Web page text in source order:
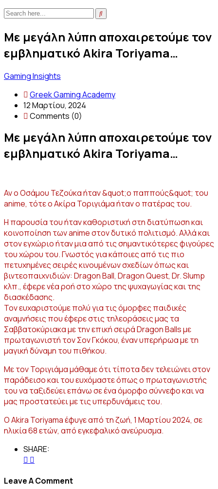
Με μεγάλη λύπη αποχαιρετούμε τον
εμβληματικό Akira Toriyama…
Gaming Insights
Greek Gaming Academy
12 Μαρτίου, 2024
Comments (0)
Με μεγάλη λύπη αποχαιρετούμε τον
εμβληματικό Akira Toriyama…
Αν ο Οσάμου Τεζούκα ήταν &quot;ο παππούς&quot; του
anime, τότε ο Ακίρα Τοριγιάμα ήταν ο πατέρας του.
Η παρουσία του ήταν καθοριστική στη διατύπωση και
κοινοποίηση των anime στον δυτικό πολιτισμό. Αλλά και
στον εγχώριο ήταν μια από τις σημαντικότερες φιγούρες
του χώρου του. Γνωστός για κάποιες από τις πιο
πετυχημένες σειρές κινουμένων σχεδίων όπως και
βιντεοπαιχνιδιών: Dragon Ball, Dragon Quest, Dr. Slump
κλπ., έφερε νέα ροή στο χώρο της ψυχαγωγίας και της
διασκέδασης.
Τον ευχαριστούμε πολύ για τις όμορφες παιδικές
αναμνήσεις που έφερε στις τηλεοράσεις μας τα
Σαββατοκύριακα με την επική σειρά Dragon Balls με
πρωταγωνιστή τον Σον Γκόκου, έναν υπερήρωα με τη
μαγική δύναμη του πιθήκου.
Με τον Τοριγιάμα μάθαμε ότι τίποτα δεν τελειώνει στον
παράδεισο και του ευχόμαστε όπως ο πρωταγωνιστής
του να ταξιδεύει επάνω σε ένα όμορφο σύννεφο και να
μας προστατεύει με τις υπερδυνάμεις του.
O Akira Toriyama έφυγε από τη ζωή, 1 Μαρτίου 2024, σε
ηλικία 68 ετών, από εγκεφαλικό ανεύρυσμα.
SHARE:
Leave A Comment